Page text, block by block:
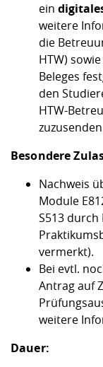
ein
weitere
die
HTW)
Beleges
den
HTW-
Besondere
Nachweis
Module
S513
vermerkt).
Bei evtl.
Antrag auf
weitere
Dauer: